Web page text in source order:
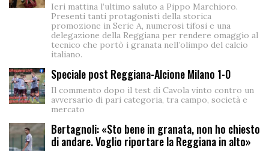
Ieri mattina l’ultimo saluto a Pippo Marchioro.
Presenti tanti protagonisti della storica
promozione in Serie A, numerosi tifosi e una
delegazione della Reggiana per rendere omaggio al
tecnico che portò i granata nell’olimpo del calcio
italiano.
Speciale post Reggiana-Alcione Milano 1-0
Il commento dopo il test di Cavola vinto contro un
avversario di pari categoria, tra campo, società e
mercato
Bertagnoli: «Sto bene in granata, non ho chiesto
di andare. Voglio riportare la Reggiana in alto»